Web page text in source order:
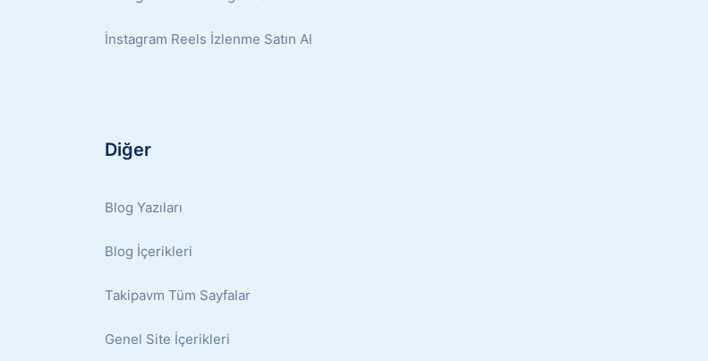
İnstagram Reels İzlenme Satın Al
Diğer
Blog Yazıları
Blog İçerikleri
Takipavm Tüm Sayfalar
Genel Site İçerikleri